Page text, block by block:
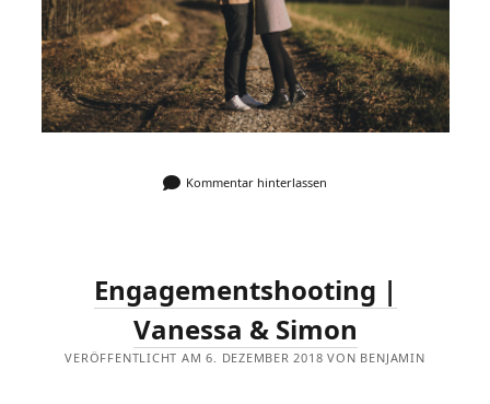
Kommentar hinterlassen
Engagementshooting |
Vanessa & Simon
VERÖFFENTLICHT AM 6. DEZEMBER 2018 VON BENJAMIN